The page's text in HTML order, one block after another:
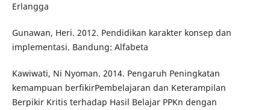
Erlangga
Gunawan, Heri. 2012. Pendidikan karakter konsep dan
implementasi. Bandung: Alfabeta
Kawiwati, Ni Nyoman. 2014. Pengaruh Peningkatan
kemampuan berfikirPembelajaran dan Keterampilan
Berpikir Kritis terhadap Hasil Belajar PPKn dengan